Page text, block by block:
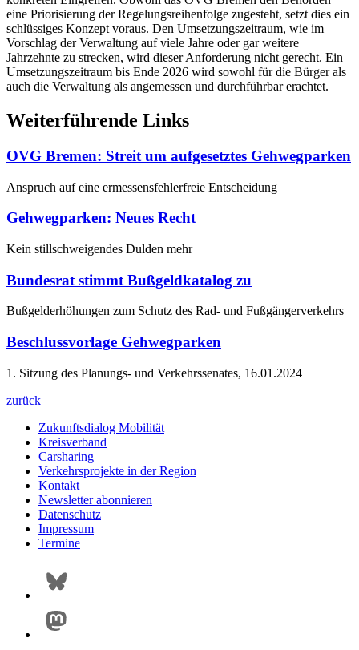
eine Priorisierung der Regelungsreihenfolge zugesteht, setzt dies ein
schlüssiges Konzept voraus. Den Umsetzungszeitraum, wie im
Vorschlag der Verwaltung auf viele Jahre oder gar weitere
Jahrzehnte zu strecken, wird dieser Anforderung nicht gerecht. Ein
Umsetzungszeitraum bis Ende 2026 wird sowohl für die Bürger als
auch die Verwaltung als angemessen und durchführbar erachtet.
Weiterführende Links
OVG Bremen: Streit um aufgesetztes Gehwegparken
Anspruch auf eine ermessensfehlerfreie Entscheidung
Gehwegparken: Neues Recht
Kein stillschweigendes Dulden mehr
Bundesrat stimmt Bußgeldkatalog zu
Bußgelderhöhungen zum Schutz des Rad- und Fußgängerverkehrs
Beschlussvorlage Gehwegparken
1. Sitzung des Planungs- und Verkehrssenates, 16.01.2024
zurück
Zukunftsdialog Mobilität
Kreisverband
Carsharing
Verkehrsprojekte in der Region
Kontakt
Newsletter abonnieren
Datenschutz
Impressum
Termine